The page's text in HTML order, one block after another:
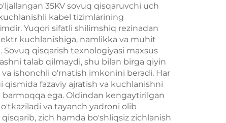
35KV sovuq qisqaruvchi uch
kabel tizimlarining
Yuqori sifatli shilimshiq rezinadan
kuchlanishiga, namlikka va muhit
Sovuq qisqarish texnologiyasi maxsus
talab qilmaydi, shu bilan birga qiyin
ishonchli o'rnatish imkonini beradi. Har
fazaviy ajratish va kuchlanishni
ega. Oldindan kengaytirilgan
va tayanch yadroni olib
zich hamda bo'shliqsiz zichlanish